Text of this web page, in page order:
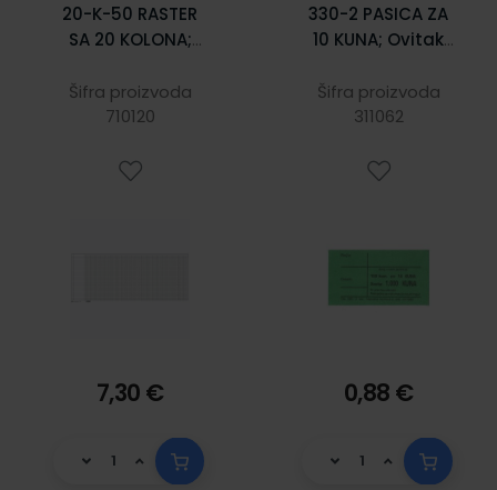
20-K-50 RASTER
SA 20 KOLONA;
x 29,5 cm
Šifra proizvoda
710120
7,30 €
330-2 PASICA ZA
10 KUNA; Ovitak
Unutrašnje mjere
75 x 46 mm
Šifra proizvoda
311062
0,88 €